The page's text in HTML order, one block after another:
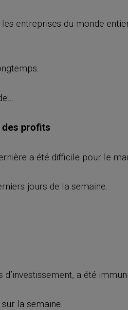
entreprises du monde
des profits
a été difficile pour le
jours de la semaine.
a été
la semaine.